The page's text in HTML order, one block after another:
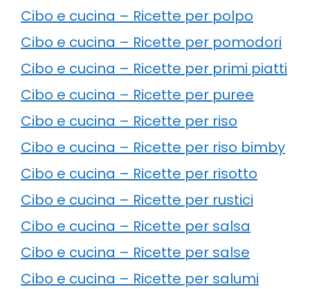
Cibo e cucina – Ricette per polpo
Cibo e cucina – Ricette per pomodori
Cibo e cucina – Ricette per primi piatti
Cibo e cucina – Ricette per puree
Cibo e cucina – Ricette per riso
Cibo e cucina – Ricette per riso bimby
Cibo e cucina – Ricette per risotto
Cibo e cucina – Ricette per rustici
Cibo e cucina – Ricette per salsa
Cibo e cucina – Ricette per salse
Cibo e cucina – Ricette per salumi